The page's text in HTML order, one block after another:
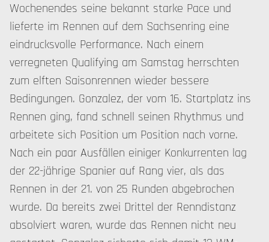
Wochenendes seine bekannt starke Pace und
lieferte im Rennen auf dem Sachsenring eine
eindrucksvolle Performance. Nach einem
verregneten Qualifying am Samstag herrschten
zum elften Saisonrennen wieder bessere
Bedingungen. Gonzalez, der vom 16. Startplatz ins
Rennen ging, fand schnell seinen Rhythmus und
arbeitete sich Position um Position nach vorne.
Nach ein paar Ausfällen einiger Konkurrenten lag
der 22-jährige Spanier auf Rang vier, als das
Rennen in der 21. von 25 Runden abgebrochen
wurde. Da bereits zwei Drittel der Renndistanz
absolviert waren, wurde das Rennen nicht neu